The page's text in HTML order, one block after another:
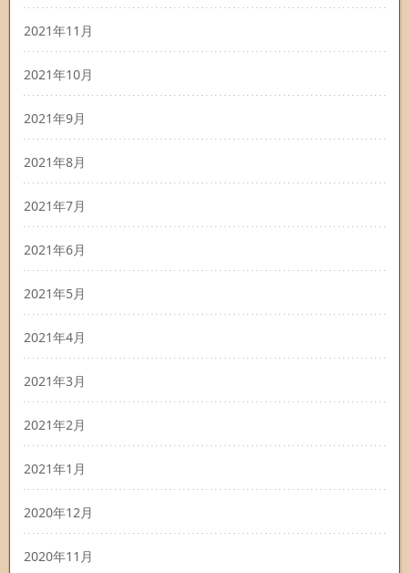
2021年11月
2021年10月
2021年9月
2021年8月
2021年7月
2021年6月
2021年5月
2021年4月
2021年3月
2021年2月
2021年1月
2020年12月
2020年11月